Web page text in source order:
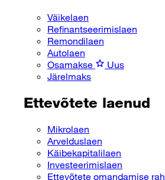
Väikelaen
Refinantseerimislaen
Remondilaen
Autolaen
Osamakse
Uus
Järelmaks
Ettevõtete laenud
Mikrolaen
Arvelduslaen
Käibekapitalilaen
Investeerimislaen
Ettevõtete omandamise